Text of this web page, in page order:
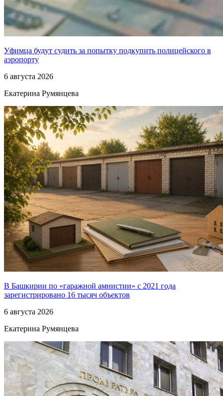
Уфимца будут судить за попытку подкупить полицейского в
аэропорту
6 августа 2026
Екатерина Румянцева
В Башкирии по «гаражной амнистии» с 2021 года
зарегистрировано 16 тысяч объектов
6 августа 2026
Екатерина Румянцева